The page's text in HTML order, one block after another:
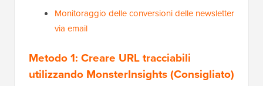
Monitoraggio delle conversioni delle newsletter
via email
Metodo 1: Creare URL tracciabili
utilizzando MonsterInsights (Consigliato)